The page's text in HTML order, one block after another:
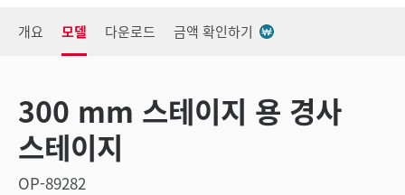
개요 모델 다운로드 금액 확인하기
300 mm 스테이지 용 경사
스테이지
OP-89282